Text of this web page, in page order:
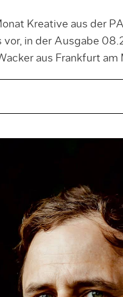
Kreative aus der
vor, in der Ausgabe
aus Frankfurt am